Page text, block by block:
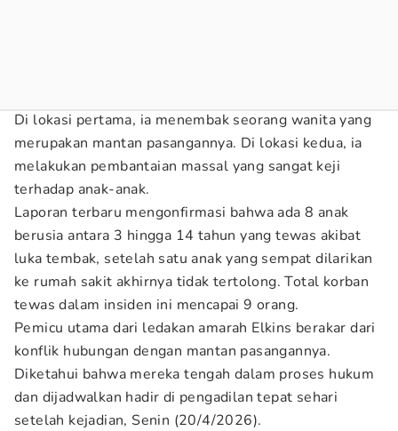
Di lokasi pertama, ia menembak seorang wanita yang
merupakan mantan pasangannya. Di lokasi kedua, ia
melakukan pembantaian massal yang sangat keji
terhadap anak-anak.
Laporan terbaru mengonfirmasi bahwa ada 8 anak
berusia antara 3 hingga 14 tahun yang tewas akibat
luka tembak, setelah satu anak yang sempat dilarikan
ke rumah sakit akhirnya tidak tertolong. Total korban
tewas dalam insiden ini mencapai 9 orang.
Pemicu utama dari ledakan amarah Elkins berakar dari
konflik hubungan dengan mantan pasangannya.
Diketahui bahwa mereka tengah dalam proses hukum
dan dijadwalkan hadir di pengadilan tepat sehari
setelah kejadian, Senin (20/4/2026).